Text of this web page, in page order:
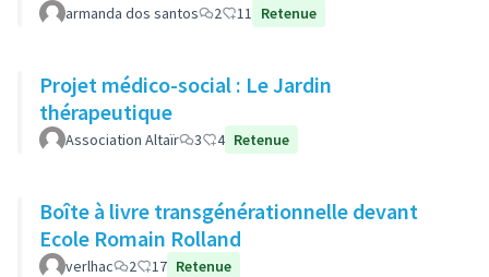
armanda dos santos 2 11 Retenue
Projet médico-social : Le Jardin
thérapeutique
Association Altaïr 3 4 Retenue
Boîte à livre transgénérationnelle devant
Ecole Romain Rolland
verlhac 2 17 Retenue